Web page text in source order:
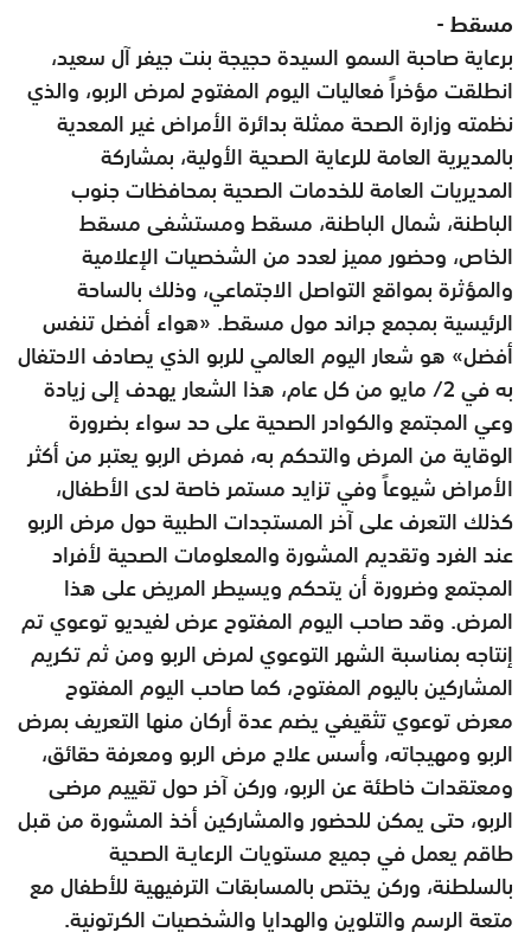
مسقط -
برعاية صاحبة السمو السيدة حجيجة بنت جيفر آل سعيد،
انطلقت مؤخراً فعاليات اليوم المفتوح لمرض الربو، والذي
نظمته وزارة الصحة ممثلة بدائرة الأمراض غير المعدية
بالمديرية العامة للرعاية الصحية الأولية، بمشاركة
المديريات العامة للخدمات الصحية بمحافظات جنوب
الباطنة، شمال الباطنة، مسقط ومستشفى مسقط
الخاص، وحضور مميز لعدد من الشخصيات الإعلامية
والمؤثرة بمواقع التواصل الاجتماعي، وذلك بالساحة
الرئيسية بمجمع جراند مول مسقط. «هواء أفضل تنفس
أفضل» هو شعار اليوم العالمي للربو الذي يصادف الاحتفال
به في 2/‏‏ مايو من كل عام، هذا الشعار يهدف إلى زيادة
وعي المجتمع والكوادر الصحية على حد سواء بضرورة
الوقاية من المرض والتحكم به، فمرض الربو يعتبر من أكثر
الأمراض شيوعاً وفي تزايد مستمر خاصة لدى الأطفال،
كذلك التعرف على آخر المستجدات الطبية حول مرض الربو
عند الفرد وتقديم المشورة والمعلومات الصحية لأفراد
المجتمع وضرورة أن يتحكم ويسيطر المريض على هذا
المرض. وقد صاحب اليوم المفتوح عرض لفيديو توعوي تم
إنتاجه بمناسبة الشهر التوعوي لمرض الربو ومن ثم تكريم
المشاركين باليوم المفتوح، كما صاحب اليوم المفتوح
معرض توعوي تثقيفي يضم عدة أركان منها التعريف بمرض
الربو ومهيجاته، وأسس علاج مرض الربو ومعرفة حقائق،
ومعتقدات خاطئة عن الربو، وركن آخر حول تقييم مرضى
الربو، حتى يمكن للحضور والمشاركين أخذ المشورة من قبل
طاقم يعمل في جميع مستويات الرعايـة الصحية
بالسلطنة، وركن يختص بالمسابقات الترفيهية للأطفال مع
متعة الرسم والتلوين والهدايا والشخصيات الكرتونية.